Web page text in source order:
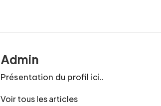
Admin
Présentation du profil ici..
Voir tous les articles